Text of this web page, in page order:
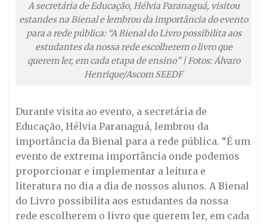
A secretária de Educação, Hélvia Paranaguá, visitou
estandes na Bienal e lembrou da importância do evento
para a rede pública: “A Bienal do Livro possibilita aos
estudantes da nossa rede escolherem o livro que
querem ler, em cada etapa de ensino” | Fotos: Álvaro
Henrique/Ascom SEEDF
Durante visita ao evento, a secretária de
Educação, Hélvia Paranaguá, lembrou da
importância da Bienal para a rede pública. “É um
evento de extrema importância onde podemos
proporcionar e implementar a leitura e
literatura no dia a dia de nossos alunos. A Bienal
do Livro possibilita aos estudantes da nossa
rede escolherem o livro que querem ler, em cada